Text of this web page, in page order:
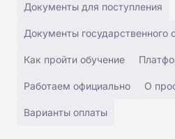
Документы для поступления
Документы государственного
Как пройти обучение
Работаем официально О
Варианты оплаты